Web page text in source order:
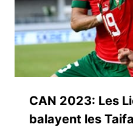
CAN 2023: Les
balayent les